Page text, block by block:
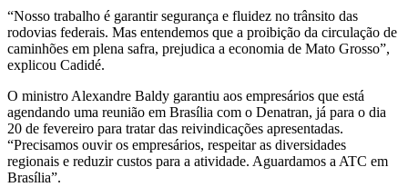
“Nosso trabalho é garantir segurança e fluidez no trânsito das
rodovias federais. Mas entendemos que a proibição da circulação de
caminhões em plena safra, prejudica a economia de Mato Grosso”,
explicou Cadidé.
O ministro Alexandre Baldy garantiu aos empresários que está
agendando uma reunião em Brasília com o Denatran, já para o dia
20 de fevereiro para tratar das reivindicações apresentadas.
“Precisamos ouvir os empresários, respeitar as diversidades
regionais e reduzir custos para a atividade. Aguardamos a ATC em
Brasília”.